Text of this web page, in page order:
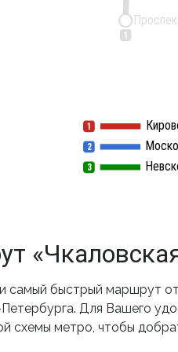
1
2
3
1
2
3
1
самый быстрый маршрут от
Для Вашего
схемы метро, чтобы